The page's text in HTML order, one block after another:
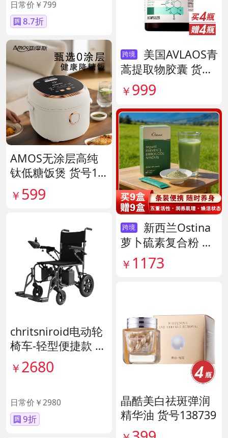
日常价￥799
8.7折
AMOS无涂层高纯
钛低糖饭煲 货号14
1641
￥ 599
chritsniroid电动轮
椅车-轻型便捷款 货
号140671
￥ 2680
日常价￥2980
9折
跨境
美国AVLAOS青
蒿提取物胶囊 货号
140567
￥ 999
跨境
新西兰Ostina
萝卜硫素复合粉 货
号141959
￥ 1173
晶酷美白祛斑弹润
精华油 货号138739